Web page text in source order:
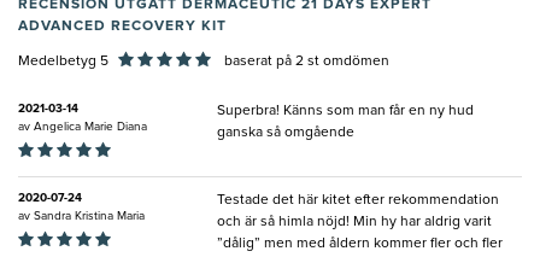
RECENSION UTGÅTT DERMACEUTIC 21 DAYS EXPERT
ADVANCED RECOVERY KIT
Medelbetyg 5 baserat på 2 st omdömen
2021-03-14
av Angelica Marie Diana
Superbra! Känns som man får en ny hud
ganska så omgående
2020-07-24
av Sandra Kristina Maria
Testade det här kitet efter rekommendation
och är så himla nöjd! Min hy har aldrig varit
”dålig” men med åldern kommer fler och fler